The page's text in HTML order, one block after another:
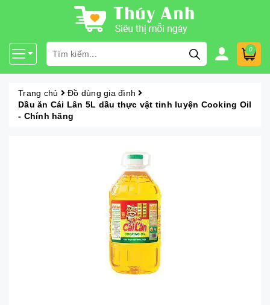
0
Trang chủ
Đồ dùng gia đình
Dầu ăn Cái Lân 5L dầu thực vật tinh luyện Cooking Oil
- Chính hãng